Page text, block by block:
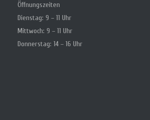
Öffnungszeiten
Dienstag: 9 – 11 Uhr
Mittwoch: 9 – 11 Uhr
Donnerstag: 14 – 16 Uhr